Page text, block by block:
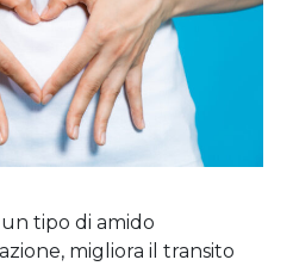
tipo di amido
migliora il transito